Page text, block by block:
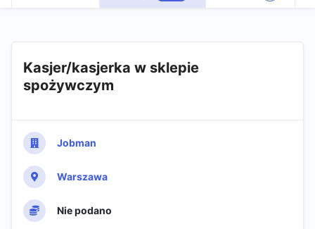
Kasjer/kasjerka w sklepie
spożywczym
Jobman
Warszawa
Nie podano